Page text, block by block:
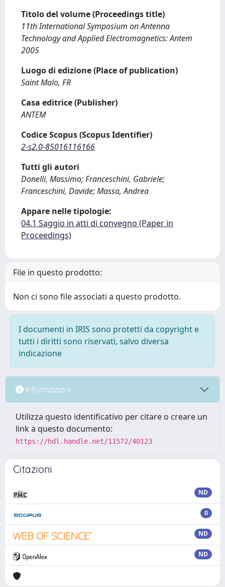
Titolo del volume (Proceedings title)
11th International Symposium on Antenna
Technology and Applied Electromagnetics: Antem
2005
Luogo di edizione (Place of publication)
Saint Malo, FR
Casa editrice (Publisher)
ANTEM
Codice Scopus (Scopus Identifier)
2-s2.0-85016116166
Tutti gli autori
Donelli, Massimo; Franceschini, Gabriele;
Franceschini, Davide; Massa, Andrea
Appare nelle tipologie:
04.1 Saggio in atti di convegno (Paper in
Proceedings)
File in questo prodotto:
Non ci sono file associati a questo prodotto.
I documenti in IRIS sono protetti da copyright e
tutti i diritti sono riservati, salvo diversa
indicazione
Informazioni
Utilizza questo identificativo per citare o creare un
link a questo documento:
https://hdl.handle.net/11572/40123
Citazioni
ND
0
ND
ND